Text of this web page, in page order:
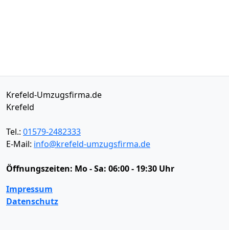
Krefeld-Umzugsfirma.de
Krefeld
Tel.: 01579-2482333
E-Mail: info@krefeld-umzugsfirma.de
Öffnungszeiten: Mo - Sa: 06:00 - 19:30 Uhr
Impressum
Datenschutz